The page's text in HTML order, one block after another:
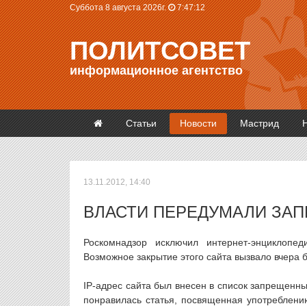
Суббота 8 августа 2026г. 7:47:12
ПОЛИТСОВЕТ
информационное агентство
Статьи Новости Мастрид
13.11.2012, 14:40
ВЛАСТИ ПЕРЕДУМАЛИ
Роскомнадзор исключил интернет-
Возможное закрытие этого сайта вызвало вчера
IP-адрес сайта был внесен в список
понравилась статья, посвященная